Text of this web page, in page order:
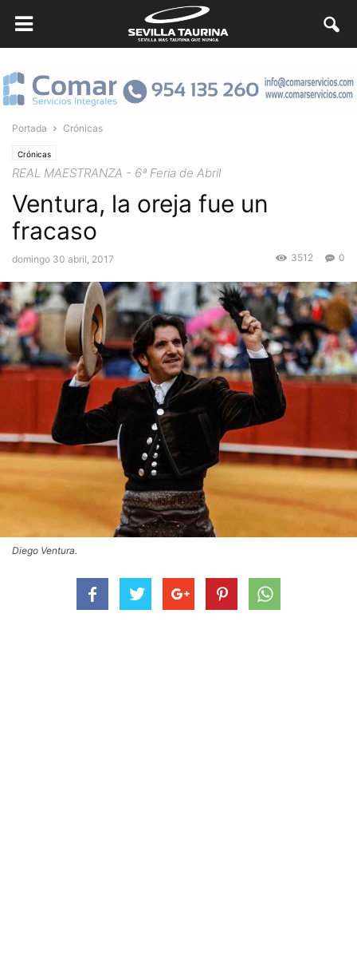
Portada Crónicas
Crónicas
REAL MAESTRANZA - 6ª Feria de Abril
Ventura, la oreja fue un
fracaso
domingo 30 abril, 2017 0
3512
Diego Ventura.